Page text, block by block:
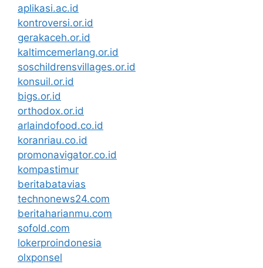
aplikasi.ac.id
kontroversi.or.id
gerakaceh.or.id
kaltimcemerlang.or.id
soschildrensvillages.or.id
konsuil.or.id
bigs.or.id
orthodox.or.id
arlaindofood.co.id
koranriau.co.id
promonavigator.co.id
kompastimur
beritabatavias
technonews24.com
beritaharianmu.com
sofold.com
lokerproindonesia
olxponsel